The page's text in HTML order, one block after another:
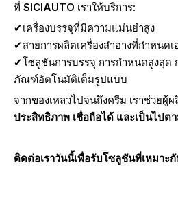
ที่ SICIAUTO เราให้บริการ:
✔เครื่องบรรจุที่มีความแม่นยำสูง
✔สายการผลิตเครื่องสำอางที่กำหนดเ
✔โซลูชันการบรรจุ การกำหนดสูงสุด
ภัณฑ์อัตโนมัติเต็มรูปแบบ
จากของเหลวไปจนถึงครีม เราช่วยผู้ผ
ประสิทธิภาพ เชื่อถือได้ และเป็นไปต
ติดต่อเราวันนี้เพื่อรับโซลูชันที่เหมาะ